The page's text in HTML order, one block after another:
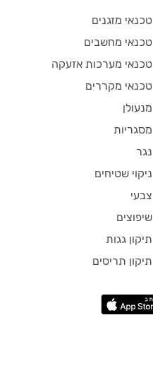
טכנאי מזגנים
טכנאי מחשבים
טכנאי מערכות אזעקה
טכנאי מקררים
מנעולן
מסגריות
נגר
ניקוי שטיחים
צבעי
שיפוצים
תיקון גגות
תיקון תריסים